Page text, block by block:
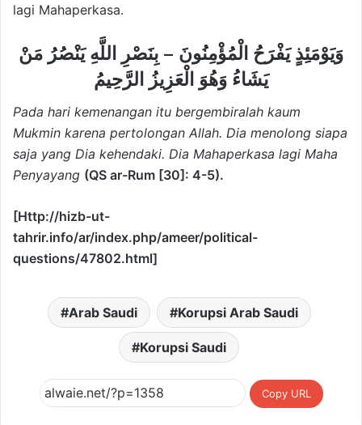
lagi Mahaperkasa.
وَيَوْمَئِذٍ يَفْرَحُ الْمُؤْمِنُونَ – بِنَصْرِ اللَّهِ يَنْصُرُ مَنْ
يَشَاءُ وَهُوَ الْعَزِيزُ الرَّحِيمُ
Pada hari kemenangan itu bergembiralah kaum
Mukmin karena pertolongan Allah. Dia menolong siapa
saja yang Dia kehendaki. Dia Mahaperkasa lagi Maha
Penyayang (QS ar-Rum [30]: 4-5).
[Http://hizb-ut-
tahrir.info/ar/index.php/ameer/political-
questions/47802.html]
Arab Saudi Korupsi Arab Saudi
Korupsi Saudi
Copy URL